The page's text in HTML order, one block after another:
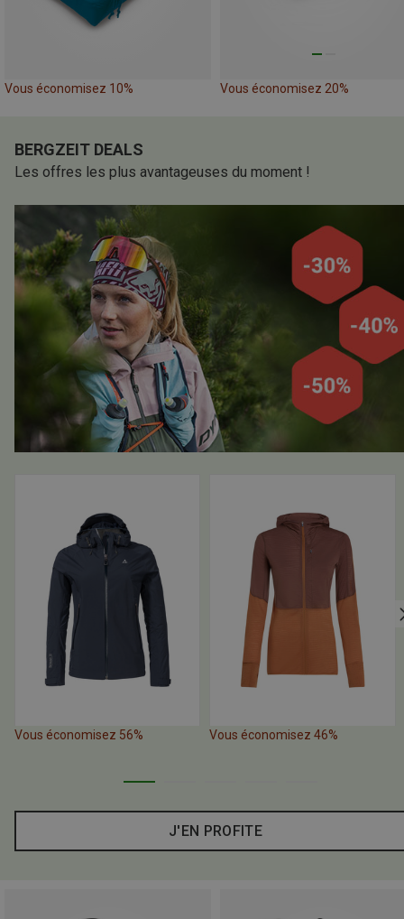
Vous économisez 10% Vous économisez 20%
BERGZEIT DEALS
Les offres les plus avantageuses du moment !
Vous économisez 56% Vous économisez 46%
J'EN PROFITE